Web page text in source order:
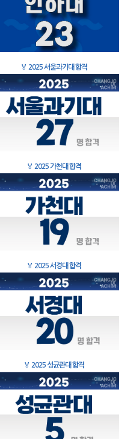
🏅 2025 서울과기대 합격
🏅 2025 가천대 합격
🏅 2025 서경대 합격
🏅 2025 성균관대 합격